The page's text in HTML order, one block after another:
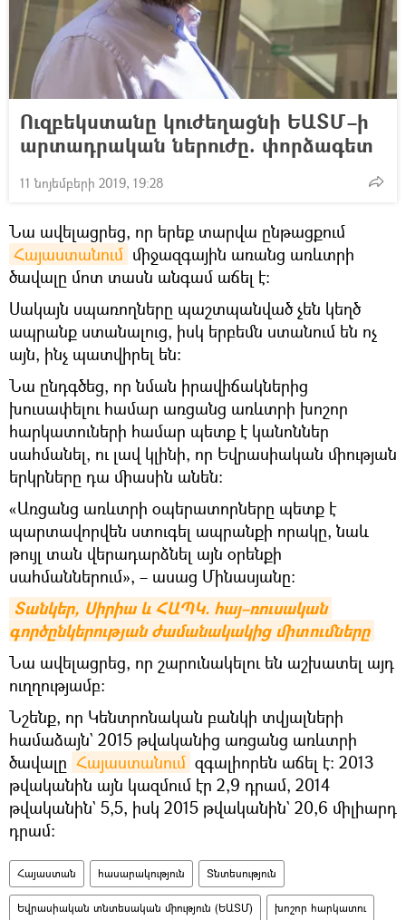
Ուզբեկստանը կուժեղացնի ԵԱՏՄ–ի
արտադրական ներուժը. փորձագետ
11 նոյեմբերի 2019, 19:28
Նա ավելացրեց, որ երեք տարվա ընթացքում
Հայաստանում միջազգային առանց առևտրի
ծավալը մոտ տասն անգամ աճել է։
Սակայն սպառողները պաշտպանված չեն կեղծ
ապրանք ստանալուց, իսկ երբեմն ստանում են ոչ
այն, ինչ պատվիրել են։
Նա ընդգծեց, որ նման իրավիճակներից
խուսափելու համար առցանց առևտրի խոշոր
հարկատուների համար պետք է կանոններ
սահմանել, ու լավ կլինի, որ Եվրասիական միության
երկրները դա միասին անեն։
«Առցանց առևտրի օպերատորները պետք է
պարտավորվեն ստուգել ապրանքի որակը, նաև
թույլ տան վերադարձնել այն օրենքի
սահմաններում», – ասաց Մինասյանը։
Տանկեր, Սիրիա և ՀԱՊԿ. հայ–ռուսական
գործընկերության ժամանակակից միտումները
Նա ավելացրեց, որ շարունակելու են աշխատել այդ
ուղղությամբ։
Նշենք, որ Կենտրոնական բանկի տվյալների
համաձայն` 2015 թվականից առցանց առևտրի
ծավալը Հայաստանում զգալիորեն աճել է։ 2013
թվականին այն կազմում էր 2,9 դրամ, 2014
թվականին` 5,5, իսկ 2015 թվականին` 20,6 միլիարդ
դրամ։
Հայաստան հասարակություն Տնտեսություն
Եվրասիական տնտեսական միություն (ԵԱՏՄ) խոշոր հարկատու